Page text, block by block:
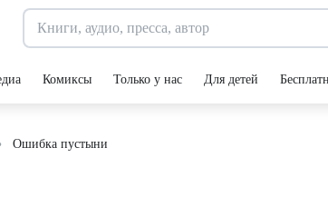
Комиксы Только у нас Для детей
Ошибка пустыни